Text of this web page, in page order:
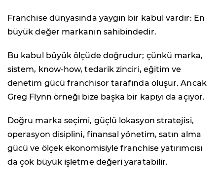
Franchise dünyasında yaygın bir kabul vardır: En
büyük değer markanın sahibindedir.
Bu kabul büyük ölçüde doğrudur; çünkü marka,
sistem, know-how, tedarik zinciri, eğitim ve
denetim gücü franchisor tarafında oluşur. Ancak
Greg Flynn örneği bize başka bir kapıyı da açıyor.
Doğru marka seçimi, güçlü lokasyon stratejisi,
operasyon disiplini, finansal yönetim, satın alma
gücü ve ölçek ekonomisiyle franchise yatırımcısı
da çok büyük işletme değeri yaratabilir.